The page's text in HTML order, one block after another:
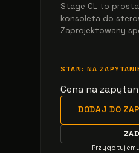
Stage CL to
konsoleta do
Zaprojektowany
STAN: NA
Cena na
DODAJ DO